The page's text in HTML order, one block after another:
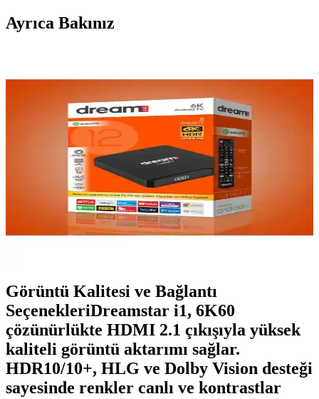
Ayrıca Bakınız
Karşılaştırması
İki popüler Android TV Box olan Botech Wzone 4K ve Dreamstar
I4'ün özellikleri, performansları ve kullanıcı yorumlarıyla detaylı
karşılaştırması.
Dreamstar i1 Android TV Box ile Ev Eğlencesini
Yükseltin Yüksek Performans ve Gelişmiş Görüntü
Dreamstar i1 Android TV Box, 4K ve HDR desteğiyle yüksek
kaliteli görüntü sunar, hızlı işlemcisi ve çeşitli bağlantı seçenekleriyle
Görüntü Kalitesi ve Bağlantı
SeçenekleriDreamstar i1, 6K60
çözünürlükte HDMI 2.1 çıkışıyla yüksek
kaliteli görüntü aktarımı sağlar.
HDR10/10+, HLG ve Dolby Vision desteği
sayesinde renkler canlı ve kontrastlar